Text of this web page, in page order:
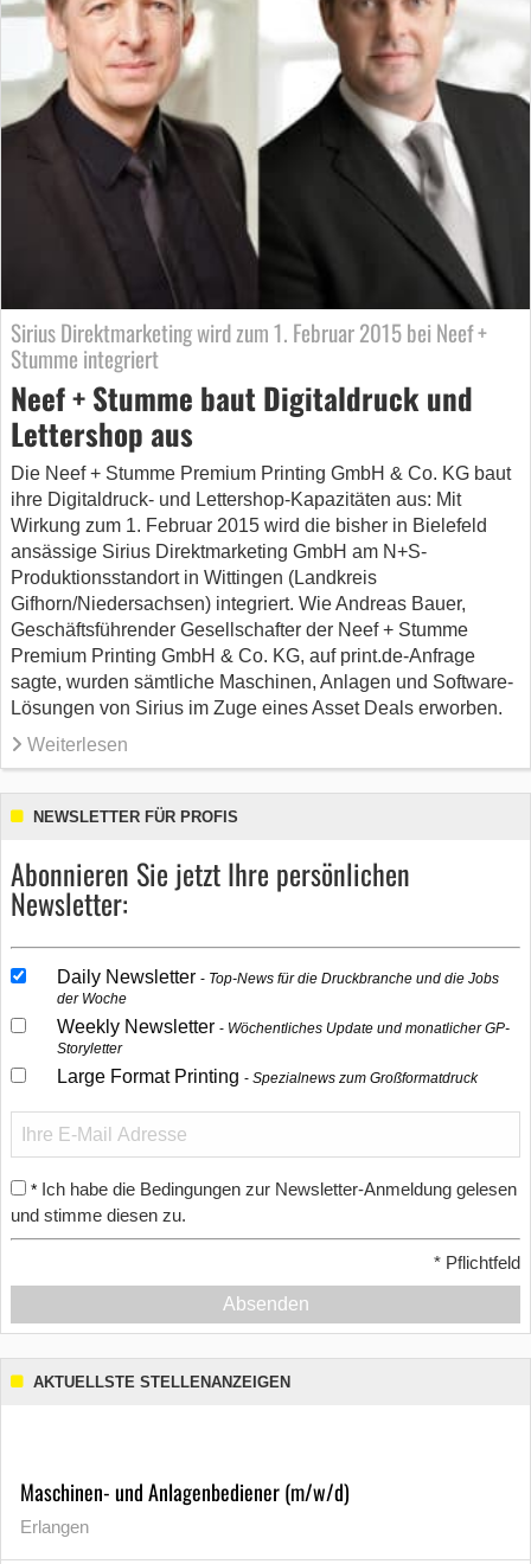
Sirius Direktmarketing wird zum 1. Februar 2015 bei Neef +
Stumme integriert
Neef + Stumme baut Digitaldruck und
Lettershop aus
Die Neef + Stumme Premium Printing GmbH & Co. KG baut
ihre Digitaldruck- und Lettershop-Kapazitäten aus: Mit
Wirkung zum 1. Februar 2015 wird die bisher in Bielefeld
ansässige Sirius Direktmarketing GmbH am N+S-
Produktionsstandort in Wittingen (Landkreis
Gifhorn/Niedersachsen) integriert. Wie Andreas Bauer,
Geschäftsführender Gesellschafter der Neef + Stumme
Premium Printing GmbH & Co. KG, auf print.de-Anfrage
sagte, wurden sämtliche Maschinen, Anlagen und Software-
Lösungen von Sirius im Zuge eines Asset Deals erworben.
Weiterlesen
NEWSLETTER FÜR PROFIS
Abonnieren Sie jetzt Ihre persönlichen
Newsletter:
Daily Newsletter
Top-News für die Druckbranche und die Jobs
der Woche
Weekly Newsletter
Wöchentliches Update und monatlicher GP-
Storyletter
Large Format Printing Spezialnews zum Großformatdruck
* Ich habe die Bedingungen zur Newsletter-Anmeldung gelesen
und stimme diesen zu.
* Pflichtfeld
Absenden
AKTUELLSTE STELLENANZEIGEN
Maschinen- und Anlagenbediener (m/w/d)
Erlangen